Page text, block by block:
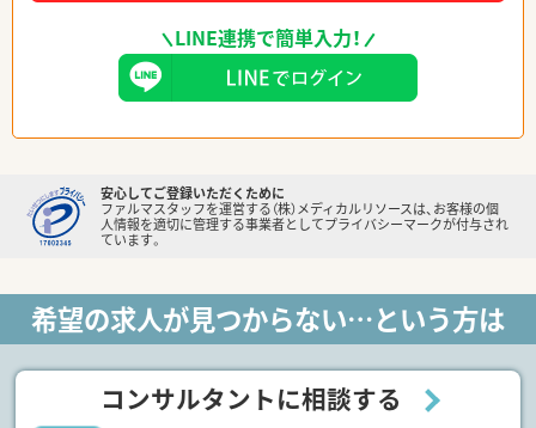
LINE連携で簡単入力！
安心してご登録いただくために
ファルマスタッフを運営する（株）メディカルリソースは、お客様の個
人情報を適切に管理する事業者としてプライバシーマークが付与され
ています。
希望の求人が見つからない…という方は
コンサルタントに相談する